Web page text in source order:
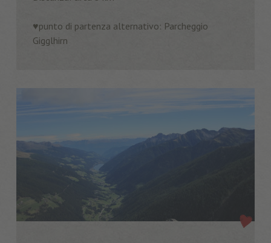
♥️punto di partenza alternativo: Parcheggio
Gigglhirn